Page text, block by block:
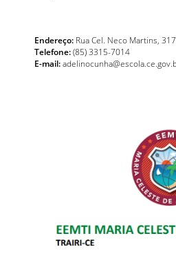
Endereço: Rua Cel. Neco Martins,
Telefone:(85) 3315-7014
E-mail: